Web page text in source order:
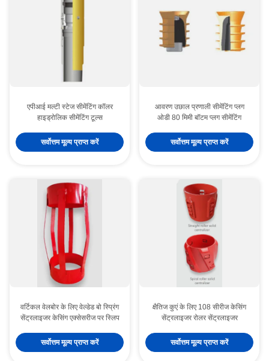
एपीआई मल्टी स्टेज सीमेंटिंग कॉलर
हाइड्रोलिक सीमेंटिंग टूल्स
सर्वोत्तम मूल्य प्राप्त करें
आवरण उछाल प्रणाली सीमेंटिंग प्लग
ओडी 80 मिमी बॉटम प्लग सीमेंटिंग
सर्वोत्तम मूल्य प्राप्त करें
वर्टिकल वेलबोर के लिए वेल्डेड बो स्प्रिंग
सेंट्रलाइजर केसिंग एक्सेसरीज पर स्लिप
सर्वोत्तम मूल्य प्राप्त करें
क्षैतिज कुएं के लिए 108 सीरीज केसिंग
सेंट्रलाइजर रोलर सेंट्रलाइजर
सर्वोत्तम मूल्य प्राप्त करें